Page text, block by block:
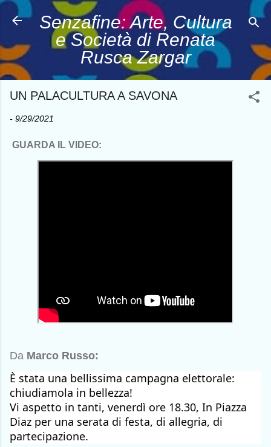
Passa ai contenuti principali
Senzafine: Arte, Cultura
e Società di Renata
Rusca Zargar
UN PALACULTURA A SAVONA
- 9/29/2021
GUARDA IL VIDEO:
Da Marco Russo:
È stata una bellissima campagna elettorale:
chiudiamola in bellezza!
Vi aspetto in tanti, venerdì ore 18.30, In Piazza
Diaz per una serata di festa, di allegria, di
partecipazione.